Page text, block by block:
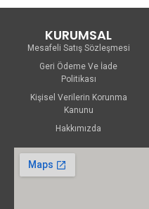
KURUMSAL
Mesafeli Satış Sözleşmesi
Geri Ödeme Ve İade
Politikası
Kişisel Verilerin Korunma
Kanunu
Hakkımızda